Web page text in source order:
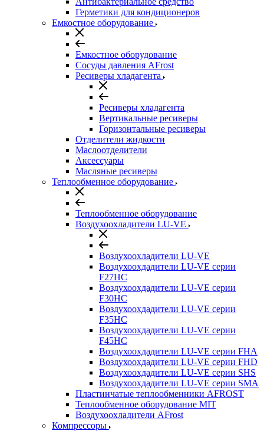
Герметики для кондиционеров
Емкостное оборудование
Емкостное оборудование
Сосуды давления AFrost
Ресиверы хладагента
Ресиверы хладагента
Вертикальные ресиверы
Горизонтальные ресиверы
Отделители жидкости
Маслоотделители
Аксессуары
Масляные ресиверы
Теплообменное оборудование
Теплообменное оборудование
Воздухоохладители LU-VE
Воздухоохладители LU-VE
Воздухоохдадители LU-VE серии
F27HC
Воздухоохдадители LU-VE серии
F30HC
Воздухоохдадители LU-VE серии
F35HC
Воздухоохдадители LU-VE серии
F45HC
Воздухоохдадители LU-VE серии FHA
Воздухоохдадители LU-VE серии FHD
Воздухоохдадители LU-VE серии SHS
Воздухоохдадители LU-VE серии SMA
Пластинчатые теплообменники AFROST
Теплообменное оборудование MIT
Воздухоохладители AFrost
Компрессоры